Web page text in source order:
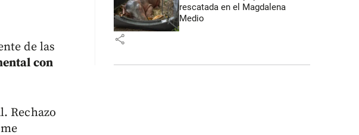
de las
con
Rechazo
rescatada en el Magdalena
Medio
share